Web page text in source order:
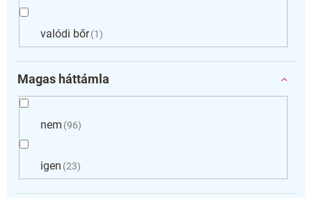
valódi bőr 1
Magas háttámla
nem 96
igen 23